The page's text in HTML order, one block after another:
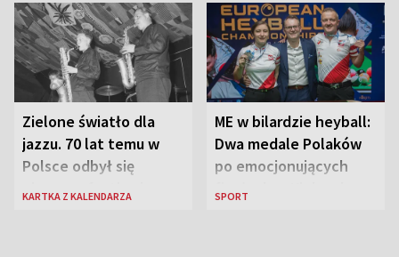
Zielone światło dla
jazzu. 70 lat temu w
Polsce odbył się
pierwszy festiwal
KARTKA Z KALENDARZA
ME w bilardzie heyball:
Dwa medale Polaków
po emocjonujących
finałach w Kielcach
SPORT